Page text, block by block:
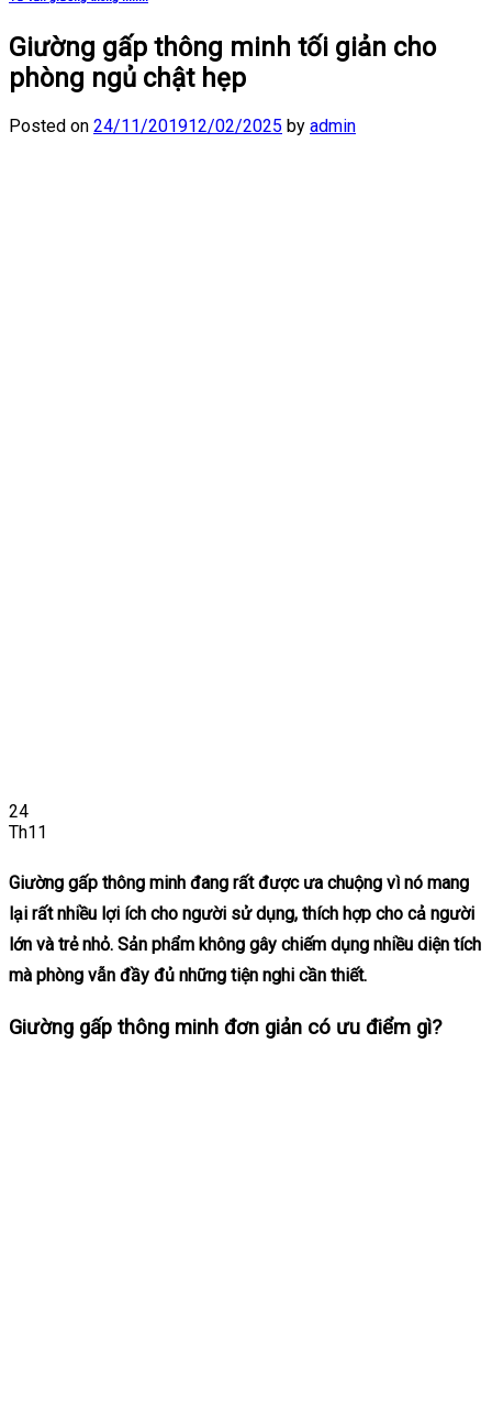
Giường gấp thông minh tối giản cho
phòng ngủ chật hẹp
Posted on 24/11/201912/02/2025 by admin
24
Th11
Giường gấp thông minh đang rất được ưa chuộng vì nó mang
lại rất nhiều lợi ích cho người sử dụng, thích hợp cho cả người
lớn và trẻ nhỏ. Sản phẩm không gây chiếm dụng nhiều diện tích
mà phòng vẫn đầy đủ những tiện nghi cần thiết.
Giường gấp thông minh đơn giản có ưu điểm gì?